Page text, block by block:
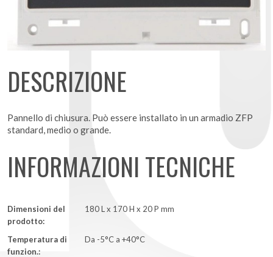
DESCRIZIONE
Pannello di chiusura. Può essere installato in un armadio ZFP
standard, medio o grande.
INFORMAZIONI TECNICHE
Dimensioni del
prodotto:
180 L x 170 H x 20 P mm
Temperatura di
funzion.:
Da -5°C a +40°C